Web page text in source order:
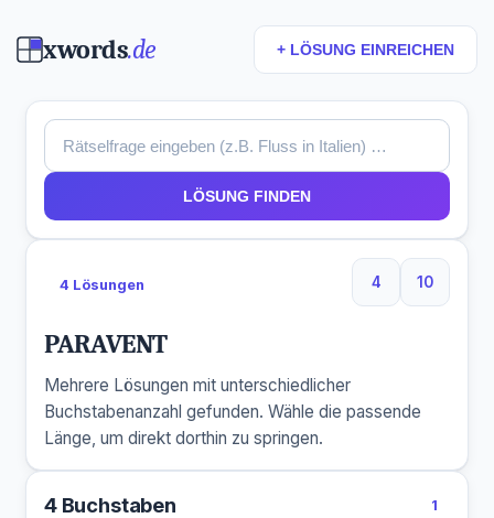
xwords.de + LÖSUNG EINREICHEN
LÖSUNG FINDEN
4 Lösungen 4
4 Buchstaben
10
10
PARAVENT
Mehrere Lösungen mit unterschiedlicher
Buchstabenanzahl gefunden. Wähle die passende
Länge, um direkt dorthin zu springen.
4 Buchstaben 1